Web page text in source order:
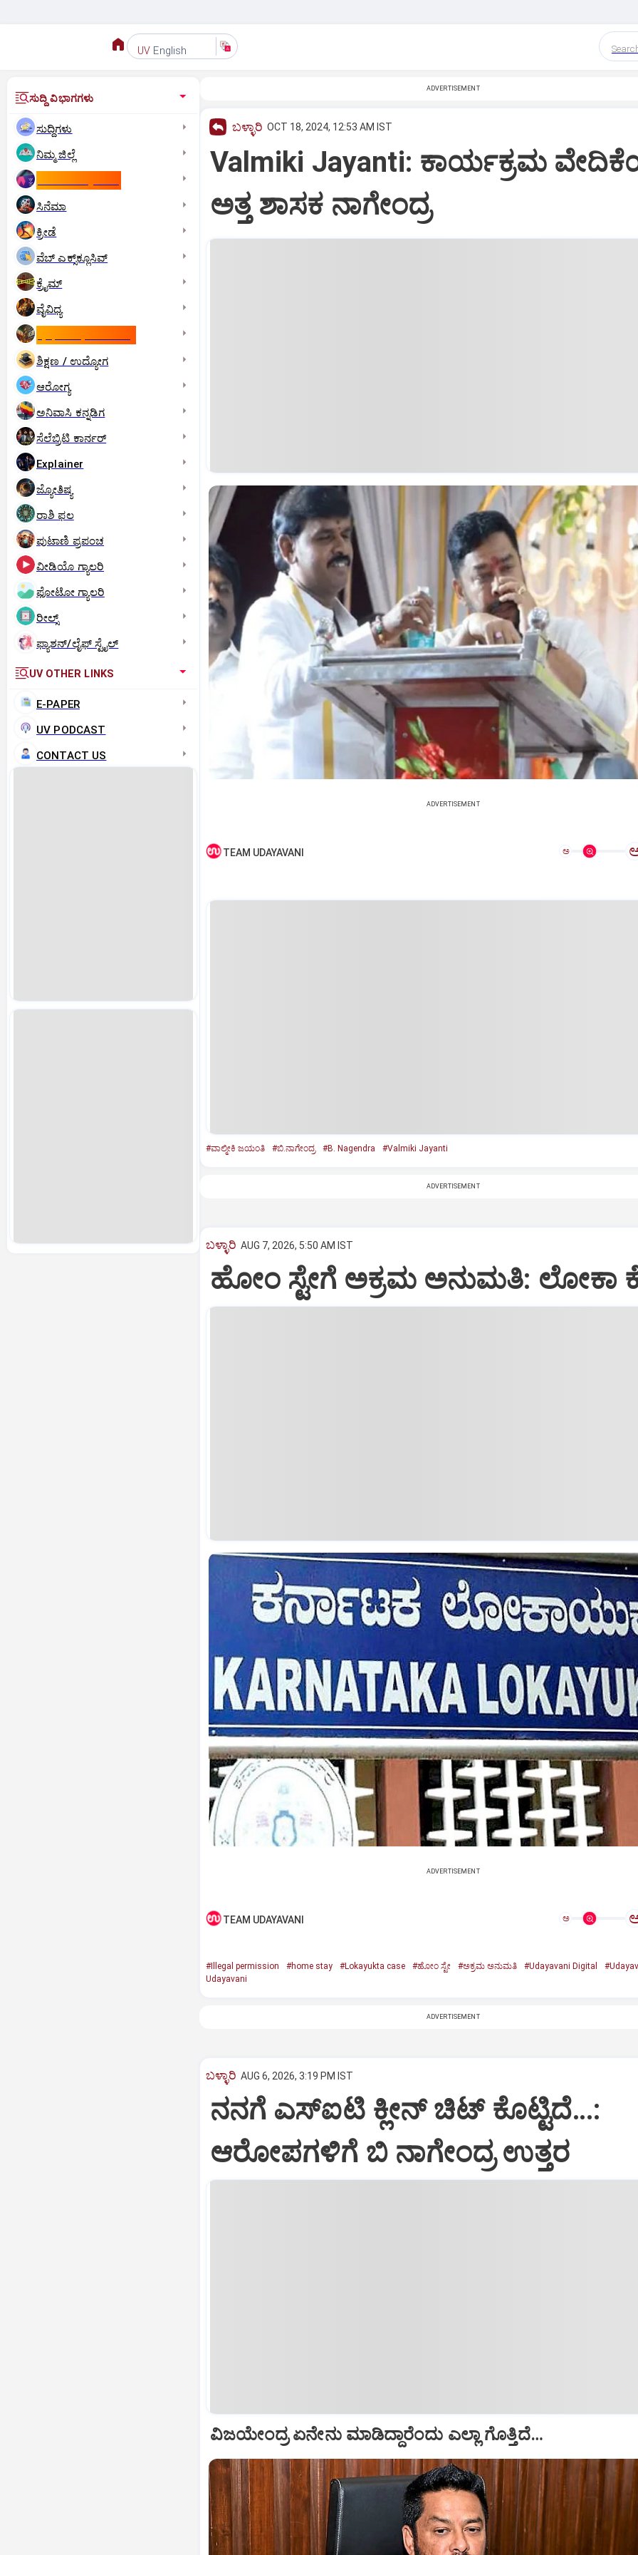
UV English
ಸುದ್ದಿ ವಿಭಾಗಗಳು
ಸುದ್ದಿಗಳು
ನಿಮ್ಮ ಜಿಲ್ಲೆ
ಸಿನೆಮಾ
ಕ್ರೀಡೆ
ವೆಬ್ ಎಕ್ಸ್‌ಕ್ಲೂಸಿವ್
ಕ್ರೈಮ್
ವೈವಿಧ್ಯ
ಶಿಕ್ಷಣ / ಉದ್ಯೋಗ
ಆರೋಗ್ಯ
ಅನಿವಾಸಿ ಕನ್ನಡಿಗ
ಸೆಲೆಬ್ರಿಟಿ ಕಾರ್ನರ್‌
Explainer
ಜ್ಯೋತಿಷ್ಯ
ರಾಶಿ ಫಲ
ಪುಟಾಣಿ ಪ್ರಪಂಚ
ವೀಡಿಯೊ ಗ್ಯಾಲರಿ
ಫೋಟೋ ಗ್ಯಾಲರಿ
ರೀಲ್ಸ್
ಫ್ಯಾಶನ್/ಲೈಫ್‌ ಸ್ಟೈಲ್
UV OTHER LINKS
E-PAPER
UV PODCAST
CONTACT US
ADVERTISEMENT
ಬಳ್ಳಾರಿ OCT 18, 2024, 12:53 AM IST
Valmiki Jayanti: ಕಾರ್ಯಕ್ರಮ
ಅತ್ತ ಶಾಸಕ ನಾಗೇಂದ್ರ
ADVERTISEMENT
TEAM UDAYAVANI ಅ
#ವಾಲ್ಮೀಕಿ ಜಯಂತಿ #ಬಿ.ನಾಗೇಂದ್ರ #B. Nagendra #Valmiki Jayanti
ADVERTISEMENT
ಬಳ್ಳಾರಿ AUG 7, 2026, 5:50 AM IST
ಹೋಂ ಸ್ಟೇಗೆ ಅಕ್ರಮ ಅನುಮತಿ: ಲೋಕಾ
ADVERTISEMENT
TEAM UDAYAVANI ಅ
#Illegal permission #home stay #Lokayukta case #ಹೋಂ ಸ್ಟೇ #ಅಕ್ರಮ ಅನುಮತಿ #Udayavani Digital
Udayavani
ADVERTISEMENT
ಬಳ್ಳಾರಿ AUG 6, 2026, 3:19 PM IST
ನನಗೆ ಎಸ್ಐಟಿ ಕ್ಲೀನ್ ಚಿಟ್ ಕೊಟ್ಟಿದೆ…:
ಆರೋಪಗಳಿಗೆ ಬಿ ನಾಗೇಂದ್ರ ಉತ್ತರ
ವಿಜಯೇಂದ್ರ ಏನೇನು ಮಾಡಿದ್ದಾರೆಂದು ಎಲ್ಲಾ ಗೊತ್ತಿದೆ…